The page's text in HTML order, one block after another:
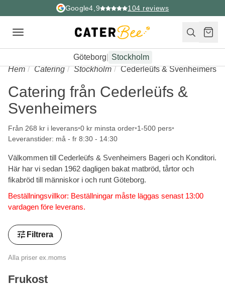
Google4,9 104 reviews
Toggle
Göteborg
Stockholm
Hem
Catering Stockholm Cederleüfs & Svenheimers
Catering från Cederleüfs &
Svenheimers
Från 268 kr i leverans 0 kr minsta order 1-500 pers
Leveranstider: må - fr 8:30 - 14:30
Välkommen till Cederleüfs & Svenheimers Bageri och Konditori.
Här har vi sedan 1962 dagligen bakat matbröd, tårtor och
fikabröd till människor i och runt Göteborg.
Beställningsvillkor: Beställningar måste läggas senast 13:00
vardagen före leverans.
tune Filtrera
Alla priser ex.moms
Frukost